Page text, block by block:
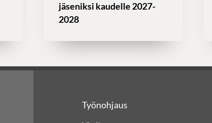
jäseniksi kaudelle 2027-
2028
Työnohjaus